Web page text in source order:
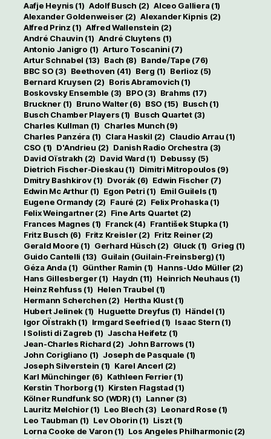
Aafje Heynis (1) Adolf Busch (2) Alceo Galliera (1)
Alexander Goldenweiser (2) Alexander Kipnis (2)
Alfred Prinz (1) Alfred Wallenstein (2)
André Chauvin (1) André Cluytens (1)
Antonio Janigro (1) Arturo Toscanini (7)
Artur Schnabel (13) Bach (8) Bande/Tape (76)
BBC SO (3) Beethoven (41) Berg (1) Berlioz (5)
Bernard Kruysen (2) Boris Abramovich (1)
Boskovsky Ensemble (3) BPO (3) Brahms (17)
Bruckner(1) Bruno Walter(6) BSO (15) Busch (1)
Busch Chamber Players (1) Busch Quartet(3)
Charles Kullman (1) Charles Munch (9)
Charles Panzéra (1) Clara Haskil (2) Claudio Arrau (1)
CSO (1) D'Andrieu (2) Danish Radio Orchestra (3)
David Oïstrakh (2) David Ward (1) Debussy(5)
Dietrich Fischer-Dieskau (1) Dimitri Mitropoulos (9)
Dmitry Bashkirov(1) Dvorák (6) Edwin Fischer(7)
Edwin Mc Arthur(1) Egon Petri (1) Emil Guilels (1)
Eugene Ormandy (2) Fauré (2) Felix Prohaska (1)
Felix Weingartner(2) Fine Arts Quartet(2)
Frances Magnes (1) Franck(4) František Stupka (1)
Fritz Busch (6) Fritz Kreisler(2) Fritz Reiner(2)
Gerald Moore (1) Gerhard Hüsch (2) Gluck (1) Grieg (1)
Guido Cantelli (13) Guilain (Guilain-Freinsberg) (1)
Géza Anda (1) Günther Ramin (1) Hanns-Udo Müller (2)
Hans Gillesberger(1) Haydn (11) Heinrich Neuhaus (1)
Heinz Rehfuss (1) Helen Traubel (1)
Hermann Scherchen (2) Hertha Klust(1)
Hubert Jelinek (1) Huguette Dreyfus (1) Händel (1)
Igor OÏstrakh (1) Irmgard Seefried (1) Isaac Stern (1)
I Solisti di Zagreb (1) Jascha Heifetz (1)
Jean-Charles Richard (2) John Barrows (1)
John Corigliano (1) Joseph de Pasquale (1)
Joseph Silverstein (1) Karel Ancerl (2)
Karl Münchinger(6) Kathleen Ferrier(1)
Kerstin Thorborg (1) Kirsten Flagstad (1)
Kölner Rundfunk SO (WDR) (1) Lanner (3)
Lauritz Melchior(1) Leo Blech (3) Leonard Rose (1)
Leo Taubman (1) Lev Oborin (1) Liszt(1)
Lorna Cooke de Varon (1) Los Angeles Philharmonic(2)